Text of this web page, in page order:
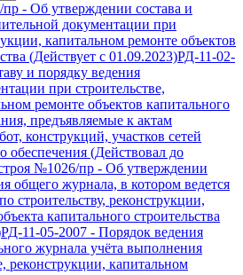
пр - Об утверждении состава и
документации при
капитальном ремонте объектов
(Действует с 01.09.2023)РД-11-02-
и порядку ведения
при строительстве,
ремонте объектов капитального
предъявляемые к актам
конструкций, участков сетей
обеспечения (Действовал до
№1026/пр - Об утверждении
общего журнала, в котором ведется
строительству, реконструкции,
капитального строительства
РД-11-05-2007 - Порядок ведения
журнала учёта выполнения
реконструкции, капитальном